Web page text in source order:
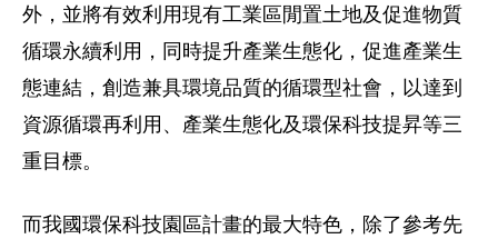
外，並將有效利用現有工業區閒置土地及促進物質
循環永續利用，同時提升產業生態化，促進產業生
態連結，創造兼具環境品質的循環型社會，以達到
資源循環再利用、產業生態化及環保科技提昇等三
重目標。
而我國環保科技園區計畫的最大特色，除了參考先